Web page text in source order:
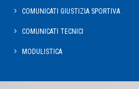
COMUNICATI GIUSTIZIA SPORTIVA
COMUNICATI TECNICI
MODULISTICA